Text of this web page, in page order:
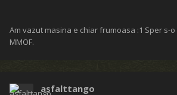
Am vazut masina e chiar frumoasa :1 Sper s-
MMOF.
asfalttango